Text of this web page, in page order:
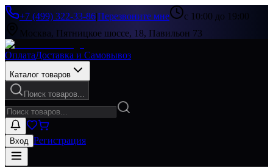
+7 (499) 322-33-86|Перезвоните мне
с 10:00 до 19:00
Москва, Пятницкое шоссе, 18, Павильон 73
ОплатаДоставка и Самовывоз
Каталог товаров
Поиск товаров...
Вход Регистрация